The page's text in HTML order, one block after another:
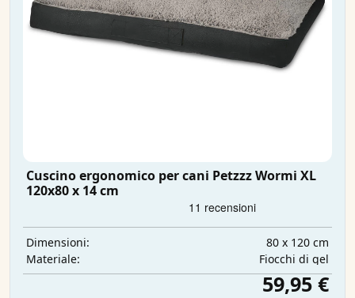
Cuscino ergonomico per cani Petzzz Wormi XL
120x80 x 14 cm
Dimensioni:
80 x 120 cm
Materiale:
Fiocchi di gel
59,95 €